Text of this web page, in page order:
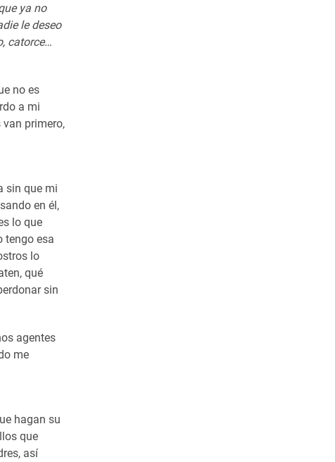
ya no
le deseo
catorce…
no es
a mi
van primero,
sin que mi
en él,
lo que
tengo esa
lo
qué
sin
agentes
me
hagan su
que
así